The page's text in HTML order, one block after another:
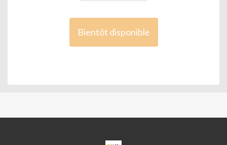
Bientôt disponible